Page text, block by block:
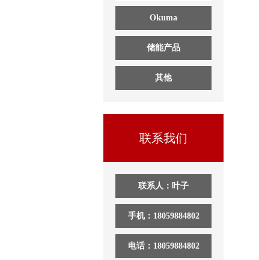
Okuma
储能产品
其他
联系我们
联系人：叶子
手机：18059884802
电话：18059884802